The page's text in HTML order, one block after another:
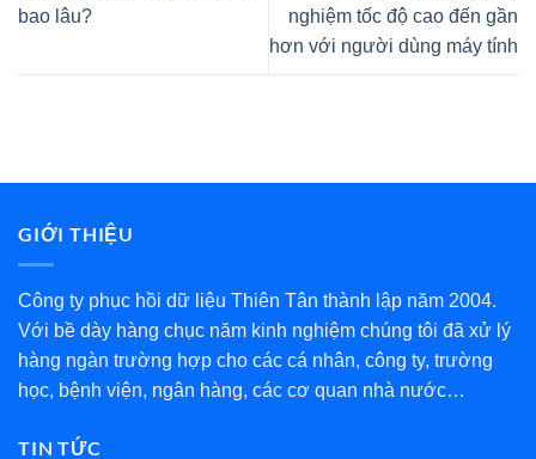
bao lâu?
nghiệm tốc độ cao đến gần
hơn với người dùng máy tính
GIỚI THIỆU
Công ty phục hồi dữ liệu Thiên Tân thành lập năm 2004.
Với bề dày hàng chục năm kinh nghiệm chúng tôi đã xử lý
hàng ngàn trường hợp cho các cá nhân, công ty, trường
học, bệnh viện, ngân hàng, các cơ quan nhà nước…
TIN TỨC